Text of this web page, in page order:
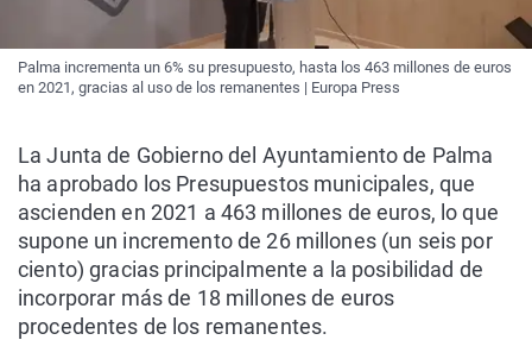
Palma incrementa un 6% su presupuesto, hasta los 463 millones de euros
en 2021, gracias al uso de los remanentes | Europa Press
La Junta de Gobierno del Ayuntamiento de Palma
ha aprobado los Presupuestos municipales, que
ascienden en 2021 a 463 millones de euros, lo que
supone un incremento de 26 millones (un seis por
ciento) gracias principalmente a la posibilidad de
incorporar más de 18 millones de euros
procedentes de los remanentes.